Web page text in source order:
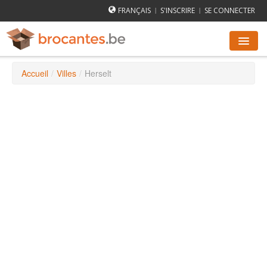
FRANÇAIS | S'INSCRIRE | SE CONNECTER
AGENDA DES BROCANTES
Accueil / Villes / Herselt